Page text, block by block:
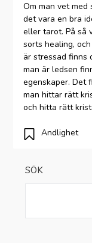
Om man vet
det vara en bra
eller tarot. På så
sorts healing,
är stressad finns
man är ledsen
egenskaper. Det
man hittar rätt
och hitta rätt
Andlighet
SÖK